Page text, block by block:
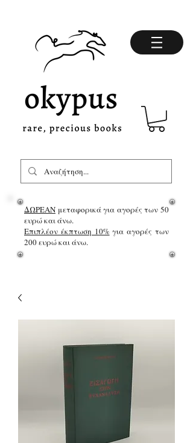
ΔΩΡΕΑΝ μεταφορικά για αγορές των 50
ευρώ και άνω.
Επιπλέον έκπτωση 10%για αγορές των
200 ευρώ και άνω.